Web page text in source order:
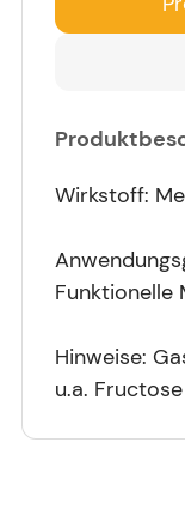
Wirkstoff:
Funktionelle
Hinweise:
u.a.